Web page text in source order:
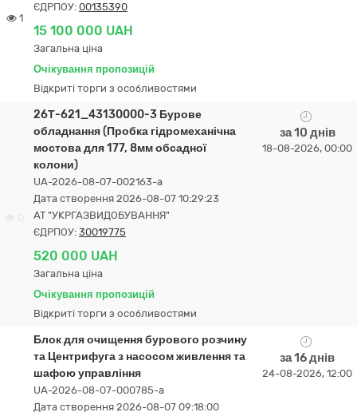
1
ЄДРПОУ: 00135390
15 100 000 UAH
Загальна ціна
Очікування пропозицій
Відкриті торги з особливостями
26Т-621_43130000-3 Бурове
обладнання (Пробка гідромеханічна
мостова для 177, 8мм обсадної
колони)
UA-2026-08-07-002163-a
Дата створення 2026-08-07 10:29:23
АТ "УКРГАЗВИДОБУВАННЯ"
ЄДРПОУ: 30019775
520 000 UAH
Загальна ціна
Очікування пропозицій
Відкриті торги з особливостями
за 10 днів
18-08-2026, 00:00
Блок для очищення бурового розчину
та Центрифуга з насосом живлення та
шафою управління
UA-2026-08-07-000785-a
Дата створення 2026-08-07 09:18:00
за 16 днів
24-08-2026, 12:00